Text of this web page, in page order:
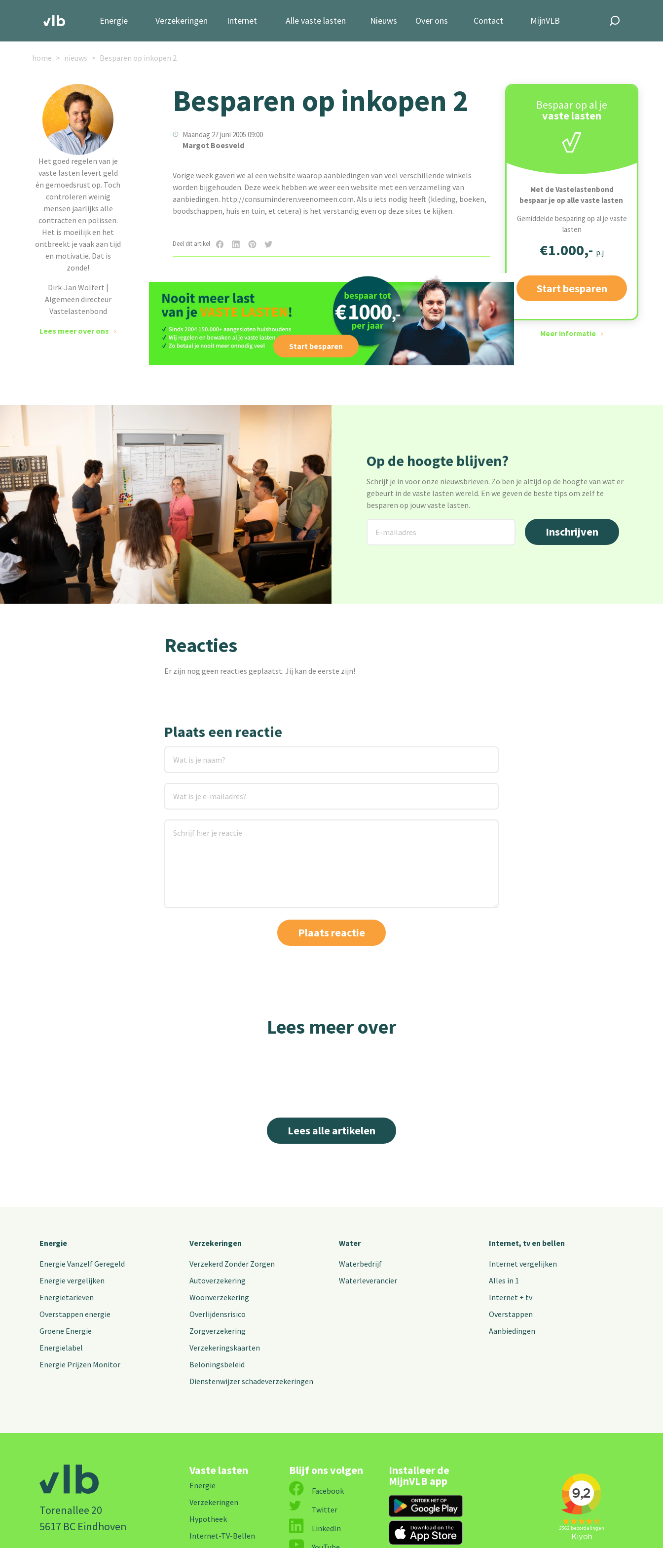
Energie Verzekeringen Internet Alle vaste lasten Nieuws Over ons Contact MijnVLB
home nieuws Besparen op inkopen 2
Het goed regelen van je
vaste lasten levert geld
én gemoedsrust op. Toch
controleren weinig
mensen jaarlijks alle
contracten en polissen.
Het is moeilijk en het
ontbreekt je vaak aan tijd
en motivatie. Dat is
zonde!
Dirk-Jan Wolfert |
Algemeen directeur
Vastelastenbond
Lees meer over ons
Bespaar op al je
vaste lasten
Met de Vastelastenbond
bespaar je op alle vaste lasten
Gemiddelde besparing op al je vaste
lasten
€1.000,- p.j
Start besparen
Meer informatie
Besparen op inkopen 2
Maandag 27 juni 2005 09:00
Margot Boesveld
Vorige week gaven we al een website waarop aanbiedingen van veel verschillende winkels
worden bijgehouden. Deze week hebben we weer een website met een verzameling van
aanbiedingen. http://consuminderen.veenomeen.com. Als u iets nodig heeft (kleding, boeken,
boodschappen, huis en tuin, et cetera) is het verstandig even op deze sites te kijken.
Deel dit artikel
Start besparen
Op de hoogte blijven?
Schrijf je in voor onze nieuwsbrieven. Zo ben je altijd op de hoogte van wat er
gebeurt in de vaste lasten wereld. En we geven de beste tips om zelf te
besparen op jouw vaste lasten.
Reacties
Er zijn nog geen reacties geplaatst. Jij kan de eerste zijn!
Plaats een reactie
Lees meer over
Lees alle artikelen
Energie
Energie Vanzelf Geregeld
Energie vergelijken
Energietarieven
Overstappen energie
Groene Energie
Energielabel
Energie Prijzen Monitor
Verzekeringen
Verzekerd Zonder Zorgen
Autoverzekering
Woonverzekering
Overlijdensrisico
Zorgverzekering
Verzekeringskaarten
Beloningsbeleid
Dienstenwijzer schadeverzekeringen
Water
Waterbedrijf
Waterleverancier
Internet, tv en bellen
Internet vergelijken
Alles in 1
Internet + tv
Overstappen
Aanbiedingen
Torenallee 20
5617 BC Eindhoven
Vaste lasten
Energie
Verzekeringen
Hypotheek
Internet-TV-Bellen
Blijf ons volgen
Facebook
Twitter
LinkedIn
Installeer de
MijnVLB app